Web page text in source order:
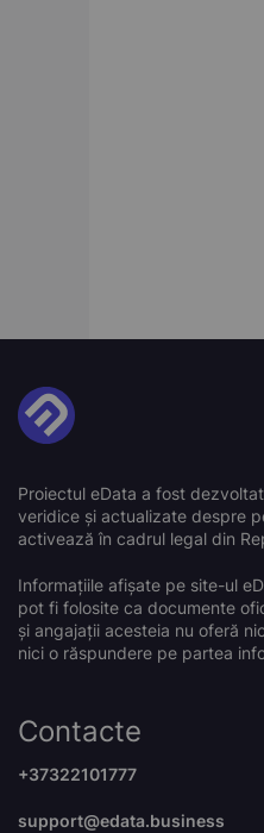
Proiectul eData a fost
veridice și actualizate despre
activează în cadrul legal din
Informațiile afișate pe site-ul
pot fi folosite ca documente
și angajații acesteia nu oferă
nici o răspundere pe partea
Contacte
+37322101777
support@edata.business